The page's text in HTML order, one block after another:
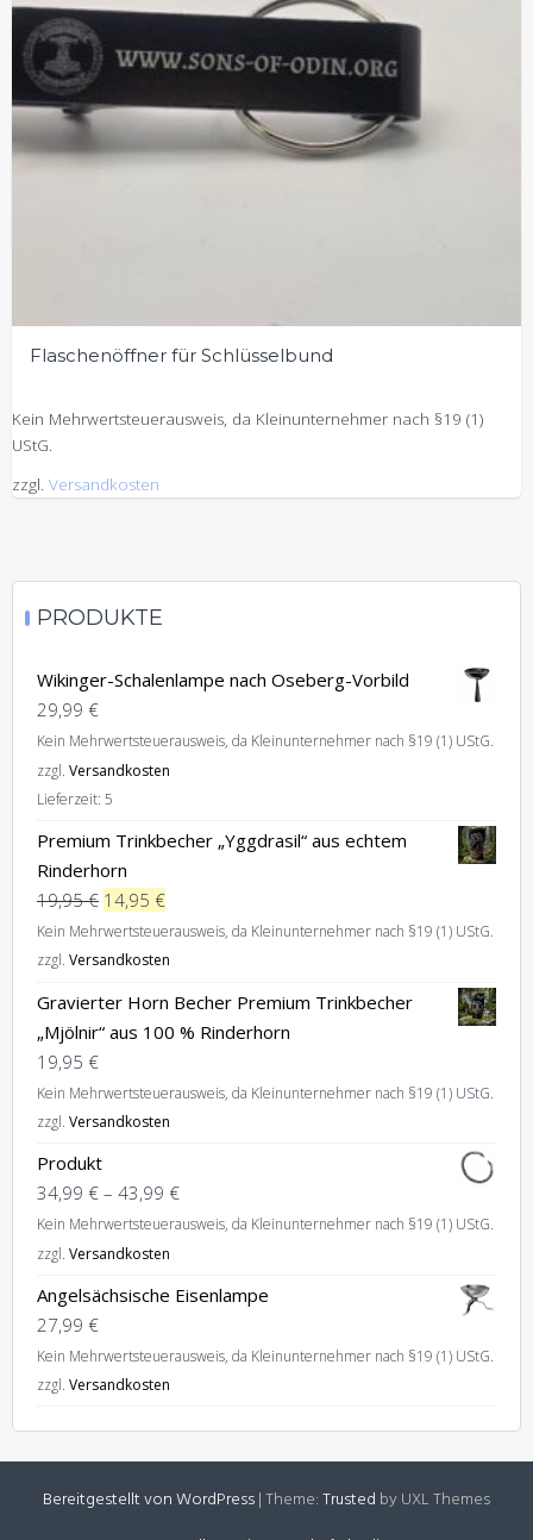
Flaschenöffner für Schlüsselbund
Kein Mehrwertsteuerausweis, da Kleinunternehmer nach §19 (1)
UStG.
zzgl. Versandkosten
PRODUKTE
Wikinger-Schalenlampe nach Oseberg-Vorbild
29,99 €
Kein Mehrwertsteuerausweis, da Kleinunternehmer nach §19 (1) UStG.
zzgl. Versandkosten
Lieferzeit: 5
Premium Trinkbecher „Yggdrasil“ aus echtem
Rinderhorn
19,95€ Ursprünglicher
Preis
war:
14,95 €Aktueller
Preis
ist:
Kein Mehrwertsteuerausweis, da Kleinunternehmer nach §19 (1) UStG.
zzgl. Versandkosten
Gravierter Horn Becher Premium Trinkbecher
„Mjölnir“ aus 100 % Rinderhorn
19,95 €
Kein Mehrwertsteuerausweis, da Kleinunternehmer nach §19 (1) UStG.
zzgl. Versandkosten
Produkt
34,99 € – 43,99 €
Kein Mehrwertsteuerausweis, da Kleinunternehmer nach §19 (1) UStG.
zzgl. Versandkosten
Angelsächsische Eisenlampe
27,99 €
Kein Mehrwertsteuerausweis, da Kleinunternehmer nach §19 (1) UStG.
zzgl. Versandkosten
Bereitgestellt von WordPress|Theme:Trusted by UXL Themes